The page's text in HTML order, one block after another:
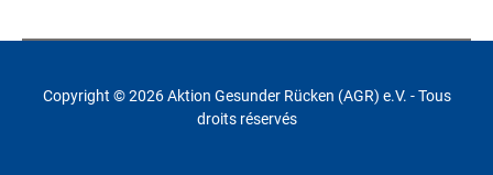
Copyright © 2026 Aktion Gesunder Rücken (AGR) e.V. - Tous
droits réservés